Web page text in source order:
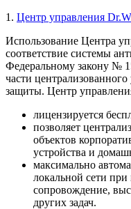
1. Центр управления
Использование Центра
соответствие системы
Федеральному закону №
части
защиты. Центр
лицензируется
позволяет
объектов
устройства и
максимально
локальной сети
сопровождение,
других задач.